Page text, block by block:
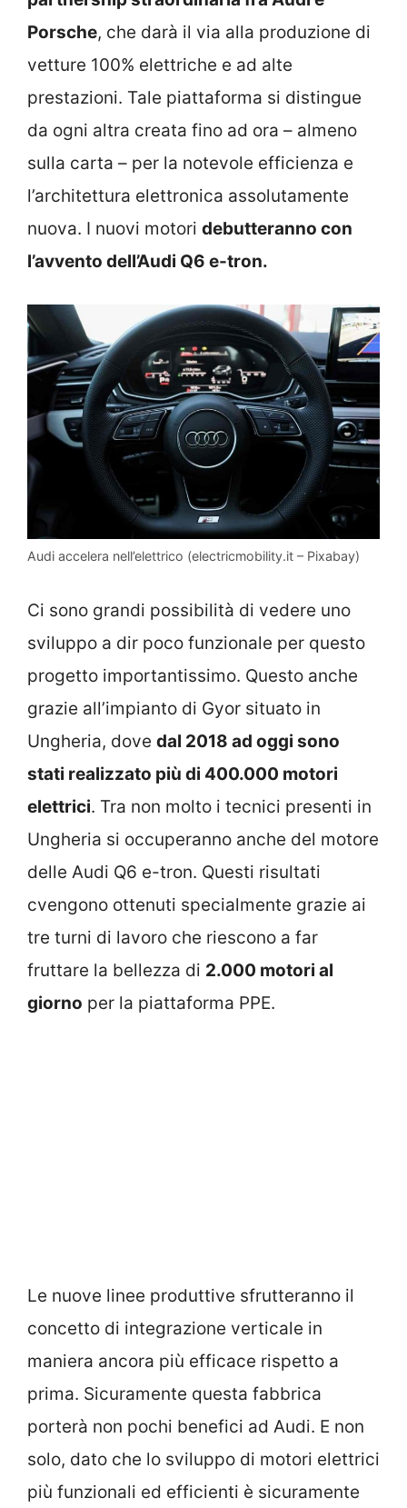
Porsche, che darà il via alla produzione di
vetture 100% elettriche e ad alte
prestazioni. Tale piattaforma si distingue
da ogni altra creata fino ad ora – almeno
sulla carta – per la notevole efficienza e
l’architettura elettronica assolutamente
nuova. I nuovi motori debutteranno con
l’avvento dell’Audi Q6 e-tron.
Audi accelera nell’elettrico (electricmobility.it – Pixabay)
Ci sono grandi possibilità di vedere uno
sviluppo a dir poco funzionale per questo
progetto importantissimo. Questo anche
grazie all’impianto di Gyor situato in
Ungheria, dove dal 2018 ad oggi sono
stati realizzato più di 400.000 motori
elettrici. Tra non molto i tecnici presenti in
Ungheria si occuperanno anche del motore
delle Audi Q6 e-tron. Questi risultati
cvengono ottenuti specialmente grazie ai
tre turni di lavoro che riescono a far
fruttare la bellezza di 2.000 motori al
giorno per la piattaforma PPE.
Le nuove linee produttive sfrutteranno il
concetto di integrazione verticale in
maniera ancora più efficace rispetto a
prima. Sicuramente questa fabbrica
porterà non pochi benefici ad Audi. E non
solo, dato che lo sviluppo di motori elettrici
più funzionali ed efficienti è sicuramente